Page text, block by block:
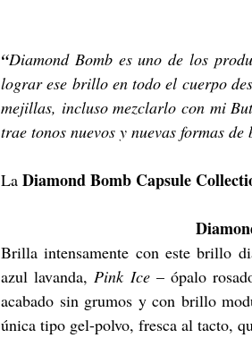
“Diamond Bomb es uno de los
lograr ese brillo en todo el cuerpo
mejillas, incluso mezclarlo con mi
trae tonos nuevos y nuevas formas
La Diamond Bomb Capsule
Brilla intensamente con este brillo
azul lavanda, Pink Ice – ópalo
acabado sin grumos y con brillo
única tipo gel-polvo, fresca al tacto,